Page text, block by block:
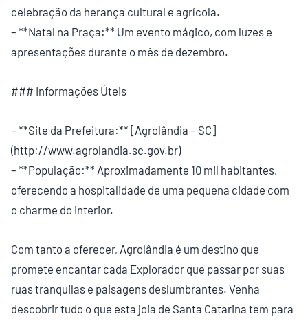
celebração da herança cultural e agrícola.
– **Natal na Praça:** Um evento mágico, com luzes e
apresentações durante o mês de dezembro.
### Informações Úteis
– **Site da Prefeitura:** [Agrolândia – SC]
(http://www.agrolandia.sc.gov.br)
– **População:** Aproximadamente 10 mil habitantes,
oferecendo a hospitalidade de uma pequena cidade com
o charme do interior.
Com tanto a oferecer, Agrolândia é um destino que
promete encantar cada Explorador que passar por suas
ruas tranquilas e paisagens deslumbrantes. Venha
descobrir tudo o que esta joia de Santa Catarina tem para